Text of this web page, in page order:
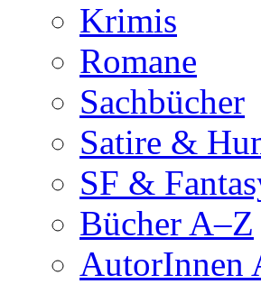
Krimis
Romane
Sachbücher
Satire &
SF &
Bücher A–Z
AutorInnen